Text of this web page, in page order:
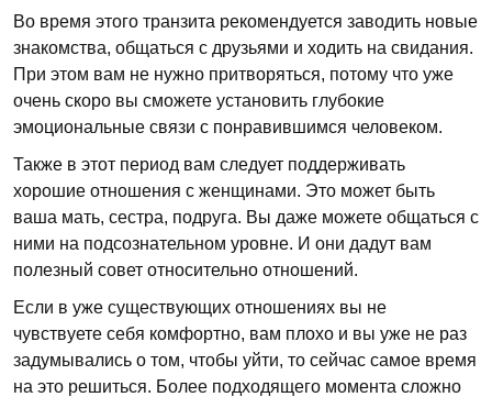
Во время этого транзита рекомендуется заводить новые
знакомства, общаться с друзьями и ходить на свидания.
При этом вам не нужно притворяться, потому что уже
очень скоро вы сможете установить глубокие
эмоциональные связи с понравившимся человеком.
Также в этот период вам следует поддерживать
хорошие отношения с женщинами. Это может быть
ваша мать, сестра, подруга. Вы даже можете общаться с
ними на подсознательном уровне. И они дадут вам
полезный совет относительно отношений.
Если в уже существующих отношениях вы не
чувствуете себя комфортно, вам плохо и вы уже не раз
задумывались о том, чтобы уйти, то сейчас самое время
на это решиться. Более подходящего момента сложно